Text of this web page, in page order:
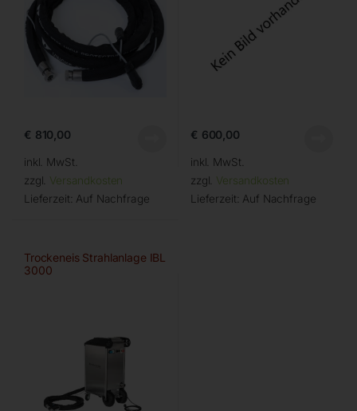
€ 810,00
inkl. MwSt.
zzgl. Versandkosten
Lieferzeit: Auf Nachfrage
€ 600,00
inkl. MwSt.
zzgl. Versandkosten
Lieferzeit: Auf Nachfrage
Trockeneis Strahlanlage IBL
3000